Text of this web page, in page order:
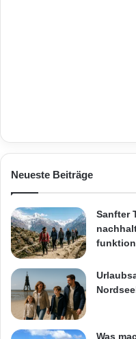
Neueste Beiträge
Sanfter
Was